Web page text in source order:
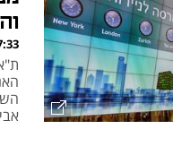
05.08.26